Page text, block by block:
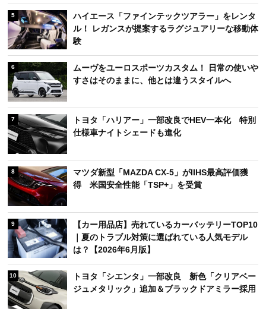
5
ハイエース「ファインテックツアラー」をレンタ
ル！ レガンスが提案するラグジュアリーな移動体
験
6
ムーヴをユーロスポーツカスタム！ 日常の使いや
すさはそのままに、他とは違うスタイルへ
7
トヨタ「ハリアー」一部改良でHEV一本化 特別
仕様車ナイトシェードも進化
8
マツダ新型「MAZDA CX-5」がIIHS最高評価獲
得 米国安全性能「TSP+」を受賞
9
【カー用品店】売れているカーバッテリーTOP10
｜夏のトラブル対策に選ばれている人気モデル
は？【2026年6月版】
10
トヨタ「シエンタ」一部改良 新色「クリアベー
ジュメタリック」追加＆ブラックドアミラー採用